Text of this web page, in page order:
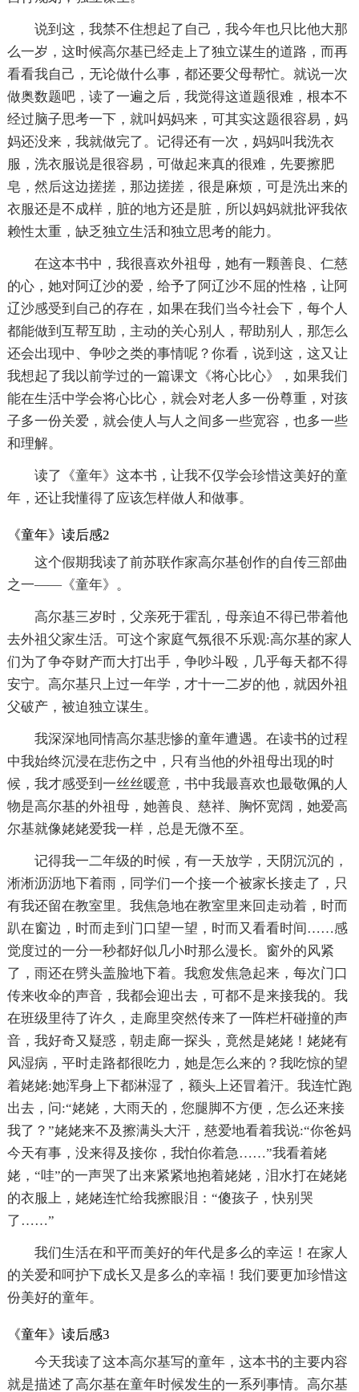
说到这，我禁不住想起了自己，我今年也只比他大那
么一岁，这时候高尔基已经走上了独立谋生的道路，而再
看看我自己，无论做什么事，都还要父母帮忙。就说一次
做奥数题吧，读了一遍之后，我觉得这道题很难，根本不
经过脑子思考一下，就叫妈妈来，可其实这题很容易，妈
妈还没来，我就做完了。记得还有一次，妈妈叫我洗衣
服，洗衣服说是很容易，可做起来真的很难，先要擦肥
皂，然后这边搓搓，那边搓搓，很是麻烦，可是洗出来的
衣服还是不成样，脏的地方还是脏，所以妈妈就批评我依
赖性太重，缺乏独立生活和独立思考的能力。
在这本书中，我很喜欢外祖母，她有一颗善良、仁慈
的心，她对阿辽沙的爱，给予了阿辽沙不屈的性格，让阿
辽沙感受到自己的存在，如果在我们当今社会下，每个人
都能做到互帮互助，主动的关心别人，帮助别人，那怎么
还会出现中、争吵之类的事情呢？你看，说到这，这又让
我想起了我以前学过的一篇课文《将心比心》，如果我们
能在生活中学会将心比心，就会对老人多一份尊重，对孩
子多一份关爱，就会使人与人之间多一些宽容，也多一些
和理解。
读了《童年》这本书，让我不仅学会珍惜这美好的童
年，还让我懂得了应该怎样做人和做事。
《童年》读后感2
这个假期我读了前苏联作家高尔基创作的自传三部曲
之一——《童年》。
高尔基三岁时，父亲死于霍乱，母亲迫不得已带着他
去外祖父家生活。可这个家庭气氛很不乐观:高尔基的家人
们为了争夺财产而大打出手，争吵斗殴，几乎每天都不得
安宁。高尔基只上过一年学，才十一二岁的他，就因外祖
父破产，被迫独立谋生。
我深深地同情高尔基悲惨的童年遭遇。在读书的过程
中我始终沉浸在悲伤之中，只有当他的外祖母出现的时
候，我才感受到一丝丝暖意，书中我最喜欢也最敬佩的人
物是高尔基的外祖母，她善良、慈祥、胸怀宽阔，她爱高
尔基就像姥姥爱我一样，总是无微不至。
记得我一二年级的时候，有一天放学，天阴沉沉的，
淅淅沥沥地下着雨，同学们一个接一个被家长接走了，只
有我还留在教室里。我焦急地在教室里来回走动着，时而
趴在窗边，时而走到门口望一望，时而又看看时间……感
觉度过的一分一秒都好似几小时那么漫长。窗外的风紧
了，雨还在劈头盖脸地下着。我愈发焦急起来，每次门口
传来收伞的声音，我都会迎出去，可都不是来接我的。我
在班级里待了许久，走廊里突然传来了一阵栏杆碰撞的声
音，我好奇又疑惑，朝走廊一探头，竟然是姥姥！姥姥有
风湿病，平时走路都很吃力，她是怎么来的？我吃惊的望
着姥姥:她浑身上下都淋湿了，额头上还冒着汗。我连忙跑
出去，问:“姥姥，大雨天的，您腿脚不方便，怎么还来接
我了？”姥姥来不及擦满头大汗，慈爱地看着我说:“你爸妈
今天有事，没来得及接你，我怕你着急……”我看着姥
姥，“哇”的一声哭了出来紧紧地抱着姥姥，泪水打在姥姥
的衣服上，姥姥连忙给我擦眼泪：“傻孩子，快别哭
了……”
我们生活在和平而美好的年代是多么的幸运！在家人
的关爱和呵护下成长又是多么的幸福！我们要更加珍惜这
份美好的童年。
《童年》读后感3
今天我读了这本高尔基写的童年，这本书的主要内容
就是描述了高尔基在童年时候发生的一系列事情。高尔基